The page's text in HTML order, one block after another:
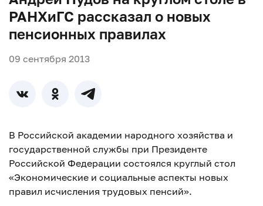
РАНХиГС рассказал о новых
пенсионных правилах
09 сентября 2013
В Российской академии народного хозяйства и
государственной службы при Президенте
Российской Федерации состоялся круглый стол
«Экономические и социальные аспекты новых
правил исчисления трудовых пенсий».